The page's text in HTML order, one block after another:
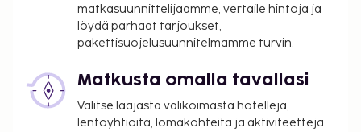
matkasuunnittelijaamme, vertaile hintoja ja
löydä parhaat tarjoukset,
pakettisuojelusuunnitelmamme turvin.
Matkusta omalla tavallasi
Valitse laajasta valikoimasta hotelleja,
lentoyhtiöitä, lomakohteita ja aktiviteetteja.